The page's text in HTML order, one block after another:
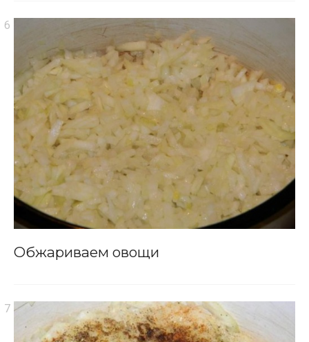
Обжариваем овощи